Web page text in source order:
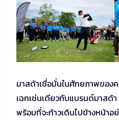
มาสด้าเชื่อมั่นในศักยภาพขอ
เฉกเช่นเดียวกับแบรนด์มาสด้
พร้อมที่จะก้าวเดินไปข้างหน้าอ